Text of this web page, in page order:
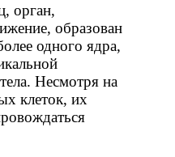
орган,
образован
одного ядра,
Несмотря на
клеток, их